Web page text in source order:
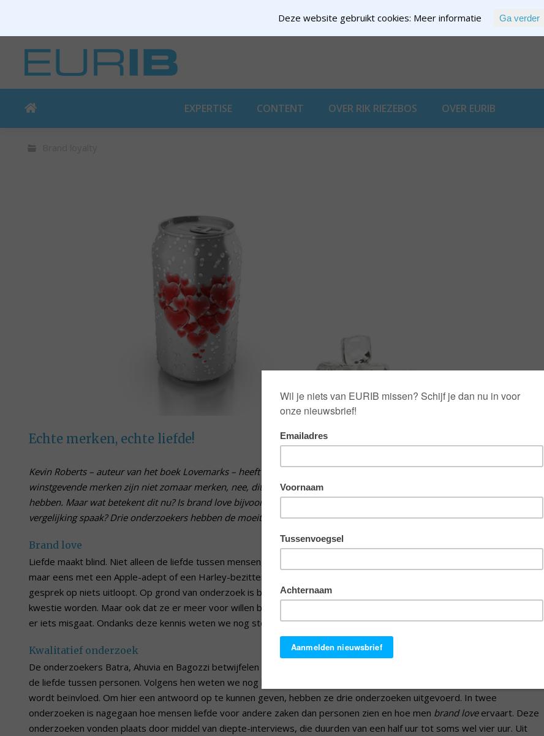
EXPERTISE CONTENT OVER RIK RIEZEBOS OVER EURIB
Echte merken, echte liefde!
Kevin Roberts – auteur van het boek Lovemarks – heeft in de marketing het begrip ‘brand love’ op de kaart gezet. Echt
winstgevende merken zijn niet zomaar merken, nee, dit zijn merken waar consumenten een heuse liefdesrelatie mee
hebben. Maar wat betekent dit nu? Is brand love bijvoorbeeld te vergelijken met de liefde tussen mensen, of loopt deze
vergelijking spaak? Drie onderzoekers hebben de moeite genomen om zich verder in dit fenomeen te verdiepen.
Brand love
Liefde maakt blind. Niet alleen de liefde tussen mensen, maar ook de ‘liefde’ van een consument voor een merk. Probeer
maar eens met een Apple-adept of een Harley-bezitter kritisch over zijn merk te praten. De kans is groot dat zo’n
gesprek op niets uitloopt. Op grond van onderzoek is bekend dat doorbrand love
kwestie worden. Maar ook dat ze er meer voor willen betalen en dat ze eerder bereid zijn deze merken te ‘vergeven’ als
er iets misgaat. Ondanks deze kennis weten we nog steeds niet watbrand loveprecies inhoudt en hoe je het kunt meten.
Kwalitatief onderzoek
De onderzoekers Batra, Ahuvia en Bagozzi betwijfelen of aan
de liefde tussen personen. Volgens hen weten we nog helemaal niet wat ‘liefde voor merken’ precies is en waar het door
wordt beïnvloed. Om hier een antwoord op te kunnen geven, hebben ze drie onderzoeken uitgevoerd. In twee
onderzoeken is nagegaan hoe mensen liefde voor andere zaken dan personen zien en hoe men brand loveervaart. Deze
onderzoeken vonden plaats door middel van diepte-interviews, die duurden van een half uur tot soms wel vier uur. Uit
Deze website gebruikt cookies: Meer informatie Ga verder
EXPERTISE